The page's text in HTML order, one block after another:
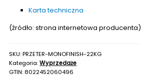
Karta techniczna
(źródło: strona internetowa producenta)
SKU:PRZETER-MONOFINISH-22KG
Kategoria:Wyprzedaże
GTIN: 8022452060496